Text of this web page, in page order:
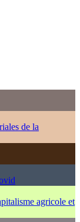
de la
agricole et